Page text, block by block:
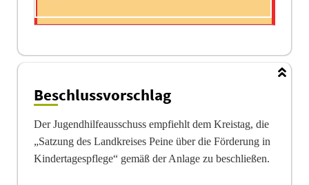
Beschlussvorschlag
Der Jugendhilfeausschuss empfiehlt dem Kreistag, die
„Satzung des Landkreises Peine über die Förderung in
Kindertagespflege“ gemäß der Anlage zu beschließen.